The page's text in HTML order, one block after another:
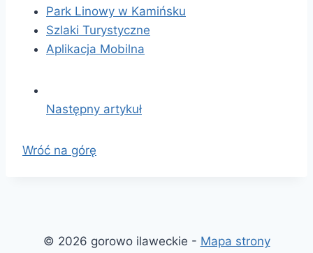
Park Linowy w Kamińsku
Szlaki Turystyczne
Aplikacja Mobilna
Następny artykuł
Wróć na górę
© 2026 gorowo ilaweckie - Mapa strony